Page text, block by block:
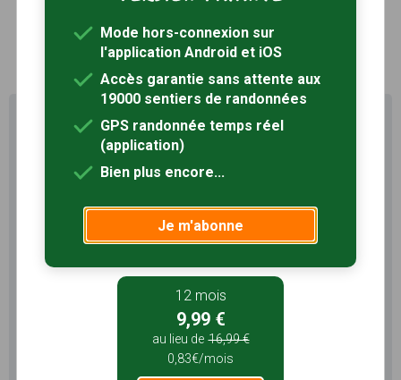
1
Profitez au maximum de
Sentiers en France avec rando
potentiel qu'offre Sentiers en France :
Pas de pub
Favoris illimités
Mode hors-connexion
3 mois
5,99 €
1,99€/mois
Mode hors-connexion sur
l'application Android et iOS
Accès garantie sans attente aux
19000 sentiers de randonnées
GPS randonnée temps réel
(application)
Bien plus encore...
Je m'abonne
12 mois
9,99 €
au lieu de 16,99 €
0,83€/mois